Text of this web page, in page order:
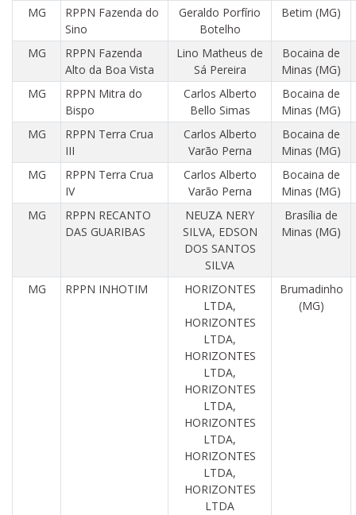
MG
RPPN Fazenda do
Sino
Geraldo Porfírio
Botelho
Betim (MG)
MG
RPPN Fazenda
Alto da Boa Vista
Lino Matheus de
Sá Pereira
Bocaina de
Minas (MG)
MG
RPPN Mitra do
Bispo
Carlos Alberto
Bello Simas
Bocaina de
Minas (MG)
MG
RPPN Terra Crua
III
Carlos Alberto
Varão Perna
Bocaina de
Minas (MG)
MG
RPPN Terra Crua
IV
Carlos Alberto
Varão Perna
Bocaina de
Minas (MG)
MG
RPPN RECANTO
DAS GUARIBAS
NEUZA NERY
SILVA, EDSON
DOS SANTOS
SILVA
Brasília de
Minas (MG)
MG RPPN INHOTIM
HORIZONTES
LTDA,
HORIZONTES
LTDA,
HORIZONTES
LTDA,
HORIZONTES
LTDA,
HORIZONTES
LTDA,
HORIZONTES
LTDA,
HORIZONTES
LTDA
Brumadinho
(MG)